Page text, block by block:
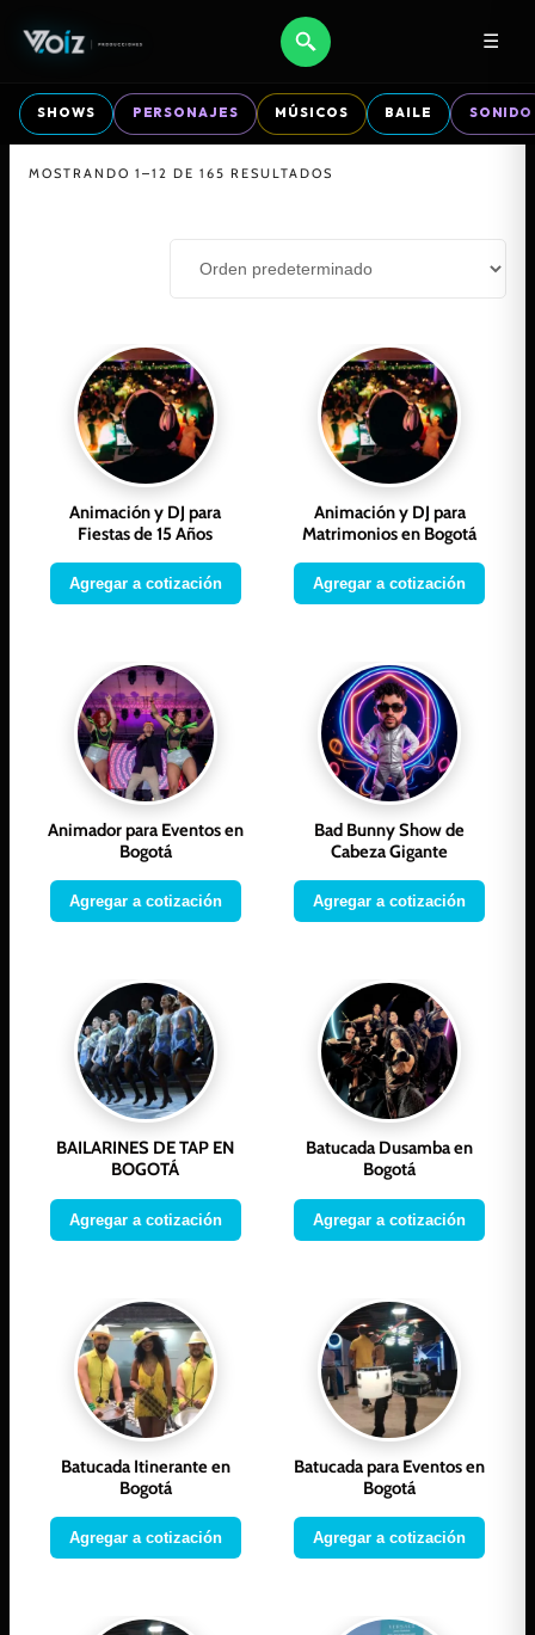
☰
SHOWS PERSONAJES MÚSICOS BAILE SONIDO
MOSTRANDO 1–12 DE 165 RESULTADOS
Animación y DJ para
Fiestas de 15 Años
Agregar a cotización
Animación y DJ para
Matrimonios en Bogotá
Agregar a cotización
Animador para Eventos en
Bogotá
Agregar a cotización
Bad Bunny Show de
Cabeza Gigante
Agregar a cotización
BAILARINES DE TAP EN
BOGOTÁ
Agregar a cotización
Batucada Dusamba en
Bogotá
Agregar a cotización
Batucada Itinerante en
Bogotá
Agregar a cotización
Batucada para Eventos en
Bogotá
Agregar a cotización